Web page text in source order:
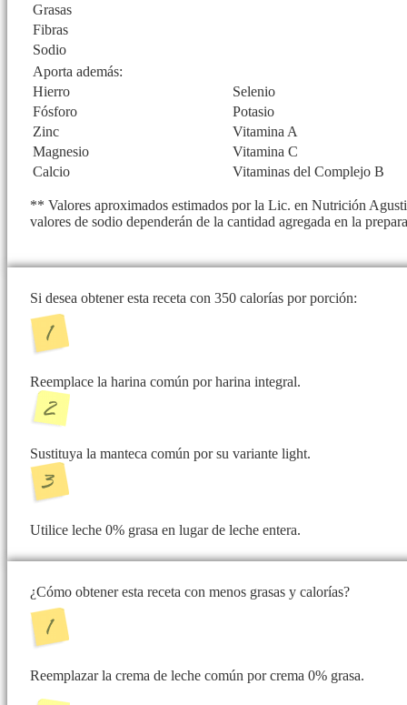
Grasas
Fibras
Sodio
Aporta además:
Hierro
Selenio
Fósforo
Potasio
Zinc
Vitamina A
Magnesio
Vitamina C
Calcio
Vitaminas del Complejo B
** Valores aproximados estimados por la Lic. en Nutrición
valores de sodio dependerán de la cantidad agregada en la
Si desea obtener esta receta con 350 calorías por porción:
Reemplace la harina común por harina integral.
Sustituya la manteca común por su variante light.
Utilice leche 0% grasa en lugar de leche entera.
¿Cómo obtener esta receta con menos grasas y calorías?
Reemplazar la crema de leche común por crema 0% grasa.